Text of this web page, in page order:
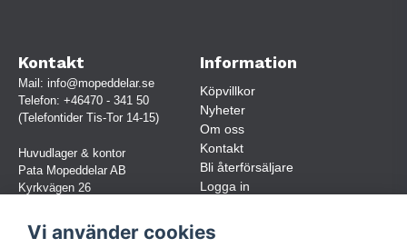
Kontakt
Mail: info@mopeddelar.se
Telefon: +46470 - 341 50
(Telefontider Tis-Tor 14-15)
Huvudlager & kontor
Pata Mopeddelar AB
Kyrkvägen 26
(OBS. Endast förbokade besök)
Information
Köpvillkor
Nyheter
Om oss
Kontakt
Bli återförsäljare
Logga in
Vi använder cookies